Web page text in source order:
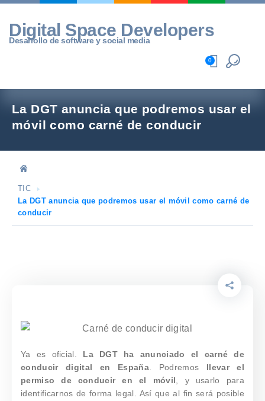
Skip
content
Digital Space Developers
Desarrollo de software y social media
0
La DGT anuncia que podremos usar el
móvil como carné de conducir
TIC
La DGT anuncia que podremos usar el móvil como carné de
conducir
Ya es oficial. La DGT ha anunciado el carné de
conducir digital en España. Podremos llevar el
permiso de conducir en el móvil , y usarlo para
identificarnos de forma legal. Así que al fin será posible